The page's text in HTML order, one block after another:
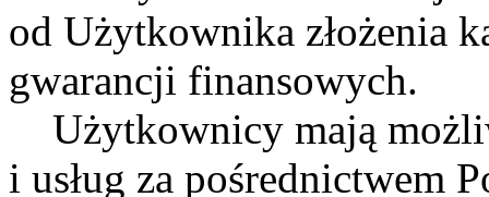
od Użytkownika złożenia
gwarancji finansowych.
Użytkownicy mają
i usług za pośrednictwem